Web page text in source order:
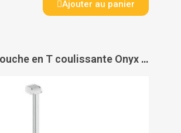
Ajouter au panier
Barre de douche en T coulissante Onyx 2 Duo - AKW